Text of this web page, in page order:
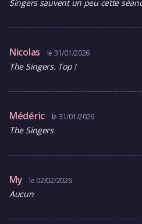
Singers sauvent un peu cette
Nicolas le 31/01/2026
The Singers. Top !
Médéric le 31/01/2026
The Singers
My le 02/02/2026
Aucun